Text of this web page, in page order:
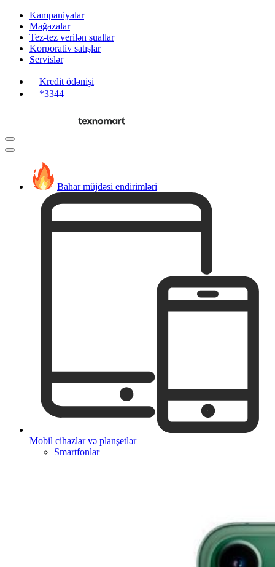
Kampaniyalar
Mağazalar
Tez-tez verilən suallar
Korporativ satışlar
Servislər
Kredit ödənişi
*3344
Bahar müjdəsi endirimləri
Mobil cihazlar və planşetlər
Smartfonlar